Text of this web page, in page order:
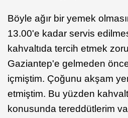
Böyle ağır bir yemek
13.00'e kadar servis
kahvaltıda tercih etmek
Gaziantep'e gelmeden
içmiştim. Çoğunu akşam
etmiştim. Bu yüzden
konusunda tereddütlerim